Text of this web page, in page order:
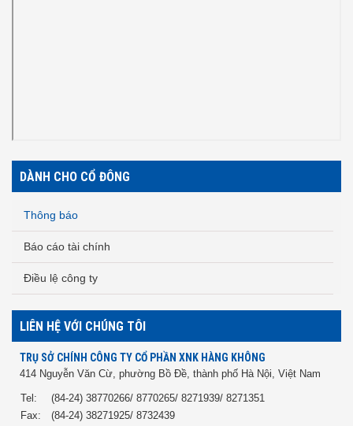
DÀNH CHO CỔ ĐÔNG
Thông báo
Báo cáo tài chính
Điều lệ công ty
LIÊN HỆ VỚI CHÚNG TÔI
TRỤ SỞ CHÍNH CÔNG TY CỔ PHẦN XNK HÀNG KHÔNG
414 Nguyễn Văn Cừ, phường Bồ Đề, thành phố Hà Nội, Việt Nam
Tel:
(84-24) 38770266/ 8770265/ 8271939/ 8271351
Fax:
(84-24) 38271925/ 8732439